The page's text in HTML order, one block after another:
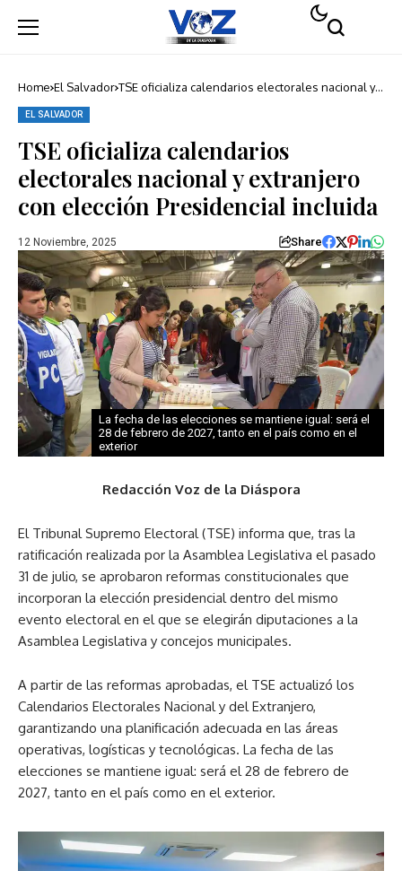
Home El Salvador TSE oficializa calendarios electorales nacional y
EL SALVADOR
TSE oficializa calendarios
electorales nacional y extranjero
con elección Presidencial incluida
12 Noviembre, 2025 Share
La fecha de las elecciones se mantiene igual: será el
28 de febrero de 2027, tanto en el país como en el
exterior
Redacción Voz de la Diáspora
El Tribunal Supremo Electoral (TSE) informa que, tras la
ratificación realizada por la Asamblea Legislativa el pasado
31 de julio, se aprobaron reformas constitucionales que
incorporan la elección presidencial dentro del mismo
evento electoral en el que se elegirán diputaciones a la
Asamblea Legislativa y concejos municipales.
A partir de las reformas aprobadas, el TSE actualizó los
Calendarios Electorales Nacional y del Extranjero,
garantizando una planificación adecuada en las áreas
operativas, logísticas y tecnológicas. La fecha de las
elecciones se mantiene igual: será el 28 de febrero de
2027, tanto en el país como en el exterior.